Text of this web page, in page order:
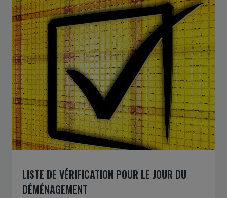
LISTE DE VÉRIFICATION POUR LE JOUR DU
DÉMÉNAGEMENT